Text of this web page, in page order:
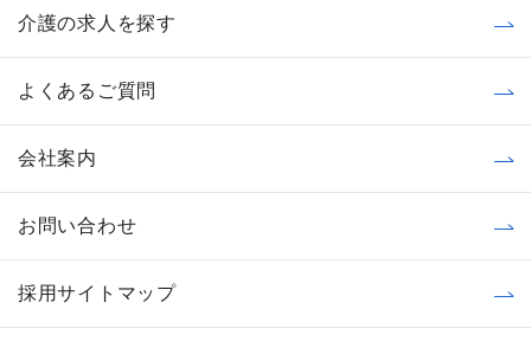
介護の求人を探す
よくあるご質問
会社案内
お問い合わせ
採用サイトマップ